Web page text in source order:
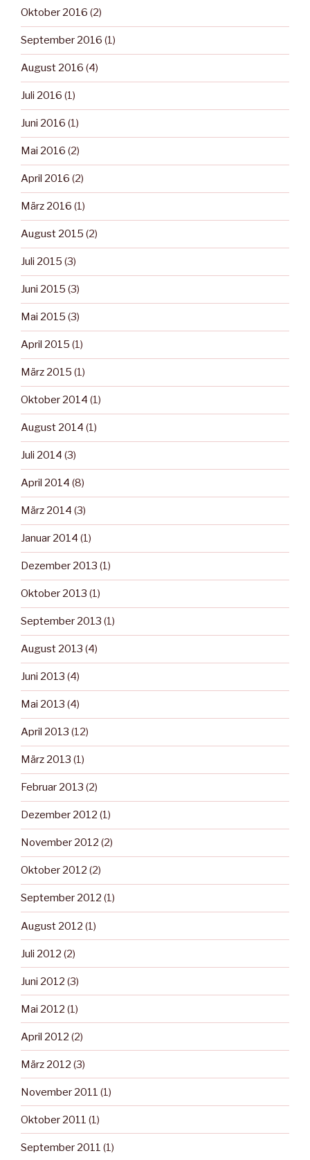
Oktober 2016 (2)
September 2016 (1)
August 2016 (4)
Juli 2016 (1)
Juni 2016 (1)
Mai 2016 (2)
April 2016 (2)
März 2016 (1)
August 2015 (2)
Juli 2015 (3)
Juni 2015 (3)
Mai 2015 (3)
April 2015 (1)
März 2015 (1)
Oktober 2014 (1)
August 2014 (1)
Juli 2014 (3)
April 2014 (8)
März 2014 (3)
Januar 2014 (1)
Dezember 2013 (1)
Oktober 2013 (1)
September 2013 (1)
August 2013 (4)
Juni 2013 (4)
Mai 2013 (4)
April 2013 (12)
März 2013 (1)
Februar 2013 (2)
Dezember 2012 (1)
November 2012 (2)
Oktober 2012 (2)
September 2012 (1)
August 2012 (1)
Juli 2012 (2)
Juni 2012 (3)
Mai 2012 (1)
April 2012 (2)
März 2012 (3)
November 2011 (1)
Oktober 2011 (1)
September 2011 (1)